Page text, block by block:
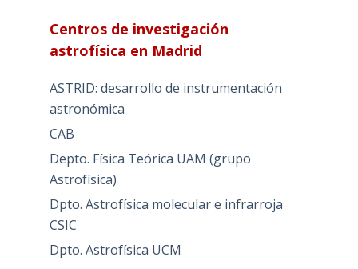
Centros de investigación
astrofísica en Madrid
ASTRID: desarrollo de instrumentación
astronómica
CAB
Depto. Física Teórica UAM (grupo
Astrofísica)
Dpto. Astrofísica molecular e infrarroja
CSIC
Dpto. Astrofísica UCM